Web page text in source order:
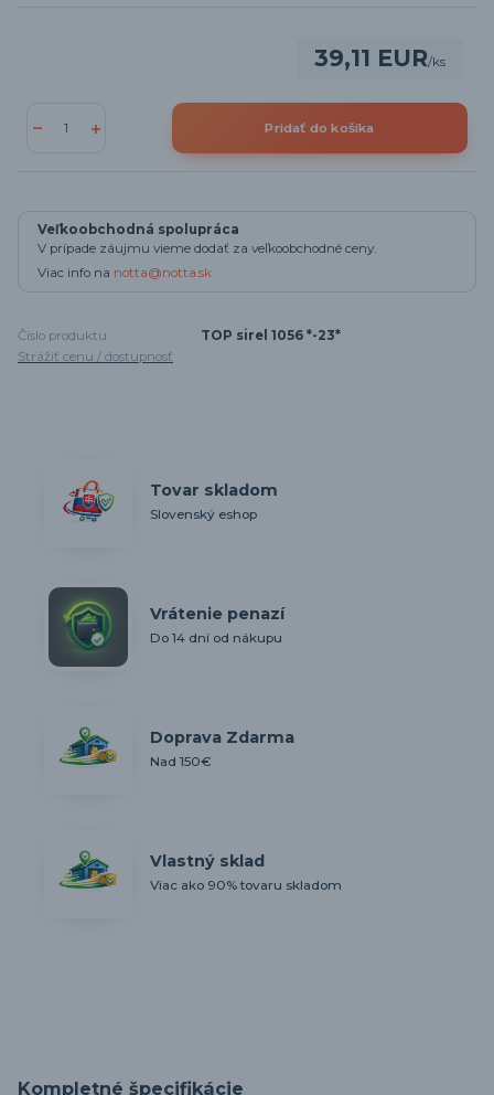
39,11 EUR/ks
Pridať do košíka
Veľkoobchodná spolupráca
V prípade záujmu vieme dodať za veľkoobchodné ceny.
Viac info na notta@notta.sk
Číslo produktu:
TOP sirel 1056 *-23*
Strážiť cenu / dostupnosť
Tovar skladom
Slovenský eshop
Vrátenie penazí
Do 14 dní od nákupu
Doprava Zdarma
Nad 150€
Vlastný sklad
Viac ako 90% tovaru skladom
Kompletné špecifikácie